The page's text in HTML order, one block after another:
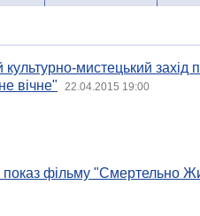
культурно-мистецький захід
вічне"
22.04.2015 19:00
показ фільму "Смертельно